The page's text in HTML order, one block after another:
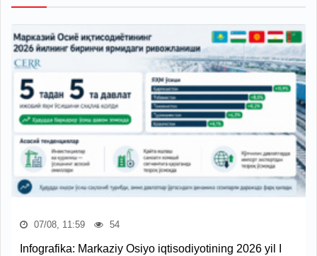
07/08, 11:59 54
Infografika: Markaziy Osiyo iqtisodiyotining 2026 yil I